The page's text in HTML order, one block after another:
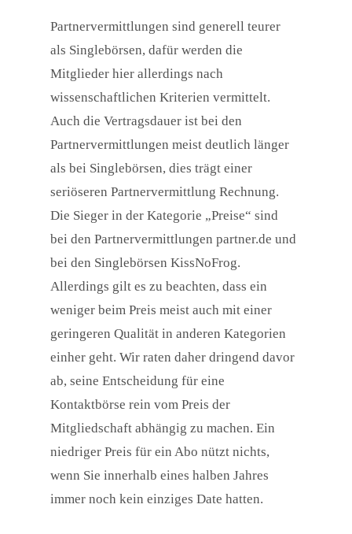
Partnervermittlungen sind generell teurer
als Singlebörsen, dafür werden die
Mitglieder hier allerdings nach
wissenschaftlichen Kriterien vermittelt.
Auch die Vertragsdauer ist bei den
Partnervermittlungen meist deutlich länger
als bei Singlebörsen, dies trägt einer
seriöseren Partnervermittlung Rechnung.
Die Sieger in der Kategorie „Preise“ sind
bei den Partnervermittlungen partner.de und
bei den Singlebörsen KissNoFrog.
Allerdings gilt es zu beachten, dass ein
weniger beim Preis meist auch mit einer
geringeren Qualität in anderen Kategorien
einher geht. Wir raten daher dringend davor
ab, seine Entscheidung für eine
Kontaktbörse rein vom Preis der
Mitgliedschaft abhängig zu machen. Ein
niedriger Preis für ein Abo nützt nichts,
wenn Sie innerhalb eines halben Jahres
immer noch kein einziges Date hatten.